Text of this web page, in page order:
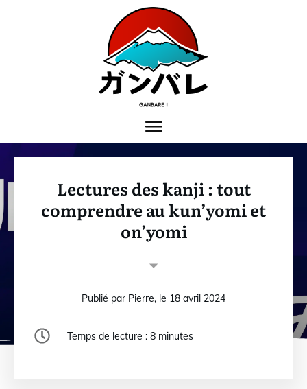
Lectures des kanji : tout
comprendre au kun’yomi et
on’yomi
Publié par Pierre, le 18 avril 2024
Temps de lecture :8 minutes